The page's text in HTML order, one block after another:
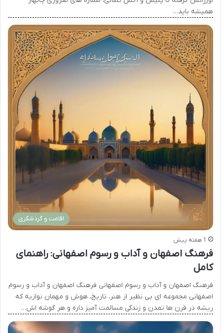
همیشه باید…
اقامت و گردشگری
1 هفته پیش
فرهنگ اصفهان و آداب و رسوم اصفهانی: راهنمای
کامل
فرهنگ اصفهان و آداب و رسوم اصفهانی فرهنگ اصفهان و آداب و رسوم
اصفهانی مجموعه ای بی نظیر از هنر، تاریخ، هوش و مهمان نوازیه که
ریشه در قرن ها تمدن و زندگی مسالمت آمیز داره و هر گوشه اش…